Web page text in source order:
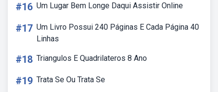
#16 Um Lugar Bem Longe Daqui Assistir Online
#17 Um Livro Possui 240 Páginas E Cada Página 40
Linhas
#18 Triangulos E Quadrilateros 8 Ano
#19 Trata Se Ou Trata Se